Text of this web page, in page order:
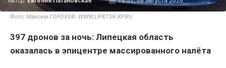
Фото: Максим ГОРОХОВ. WWW.LIPETSK.KP.RU
397 дронов за ночь: Липецкая область
оказалась в эпицентре массированного налёта